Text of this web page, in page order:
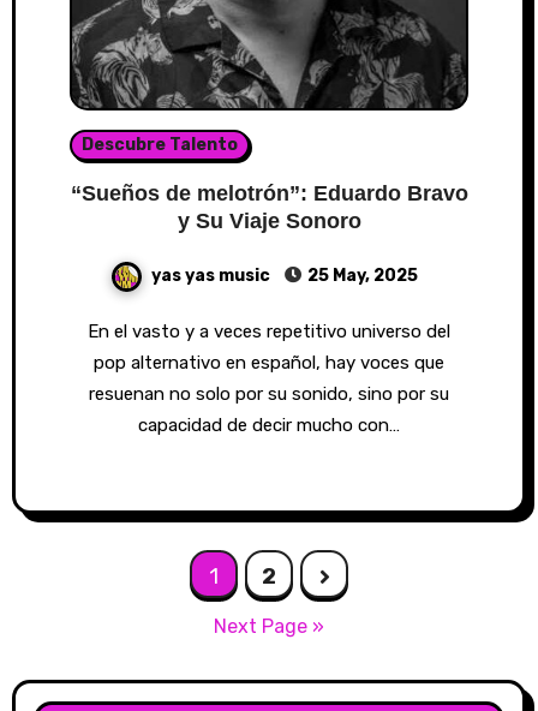
Descubre Talento
“Sueños de melotrón”: Eduardo Bravo
y Su Viaje Sonoro
yas yas music 25 May, 2025
En el vasto y a veces repetitivo universo del
pop alternativo en español, hay voces que
resuenan no solo por su sonido, sino por su
capacidad de decir mucho con…
1 2
Next Page »